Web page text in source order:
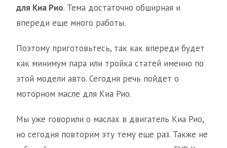
для Киа Рио. Тема достаточно обширная и
впереди еще много работы.
Поэтому приготовьтесь, так как впереди будет
как минимум пара или тройка статей именно по
этой модели авто. Сегодня речь пойдет о
моторном масле для Киа Рио.
Мы уже говорили о маслах в двигатель Киа Рио,
но сегодня повторим эту тему еще раз. Также не